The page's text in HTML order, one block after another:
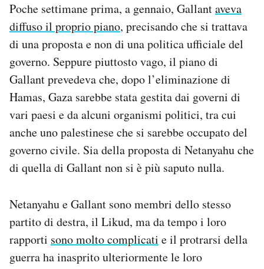
Poche settimane prima, a gennaio, Gallantaveva
diffuso il proprio piano, precisando che si trattava
di una proposta e non di una politica ufficiale del
governo. Seppure piuttosto vago, il piano di
Gallant prevedeva che, dopo l’eliminazione di
Hamas, Gaza sarebbe stata gestita dai governi di
vari paesi e da alcuni organismi politici, tra cui
anche uno palestinese che si sarebbe occupato del
governo civile. Sia della proposta di Netanyahu che
di quella di Gallant non si è più saputo nulla.
Netanyahu e Gallant sono membri dello stesso
partito di destra, il Likud, ma da tempo i loro
rapporti sono molto complicati e il protrarsi della
guerra ha inasprito ulteriormente le loro